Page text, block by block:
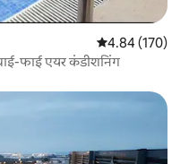
औसत रेटिंग 5 में से
4.84 (170)
फाई एयर कंडीशनिंग